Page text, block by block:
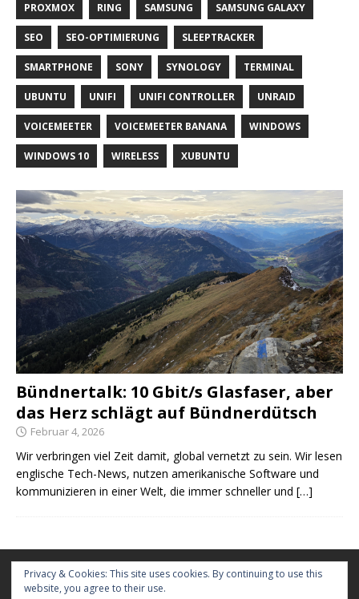
PROXMOX RING SAMSUNG SAMSUNG GALAXY
SEO SEO-OPTIMIERUNG SLEEPTRACKER
SMARTPHONE SONY SYNOLOGY TERMINAL
UBUNTU UNIFI UNIFI CONTROLLER UNRAID
VOICEMEETER VOICEMEETER BANANA WINDOWS
WINDOWS 10 WIRELESS XUBUNTU
Bündnertalk: 10 Gbit/s Glasfaser, aber
das Herz schlägt auf Bündnerdütsch
Februar 4, 2026
Wir verbringen viel Zeit damit, global vernetzt zu sein. Wir lesen
englische Tech-News, nutzen amerikanische Software und
kommunizieren in einer Welt, die immer schneller und […]
Kontakt
Privacy & Cookies: This site uses cookies. By continuing to use this
website, you agree to their use.